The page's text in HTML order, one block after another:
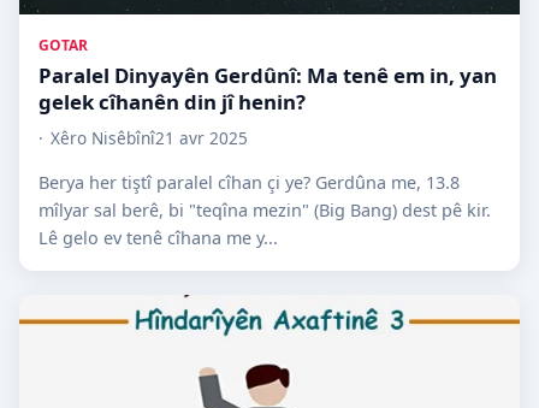
GOTAR
Paralel Dinyayên Gerdûnî: Ma tenê em in, yan
gelek cîhanên din jî henin?
Xêro Nisêbînî21 avr 2025
Berya her tiştî paralel cîhan çi ye? Gerdûna me, 13.8
mîlyar sal berê, bi "teqîna mezin" (Big Bang) dest pê kir.
Lê gelo ev tenê cîhana me y...